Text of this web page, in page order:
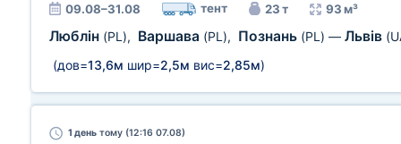
09.08–31.08 тент 23 т 93 м³
Люблін (PL), Варшава (PL), Познань (PL) — Львів
(дов=13,6м шир=2,5м вис=2,85м)
1 день тому (12:16 07.08)